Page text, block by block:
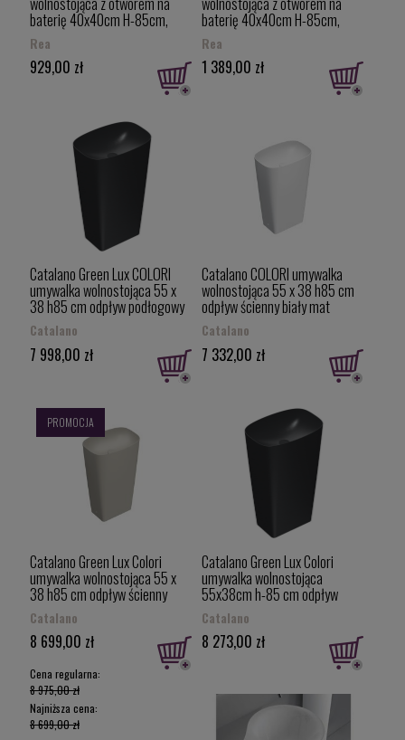
baterię 40x40cm H-85cm,
kolor biały REA-U5635
Rea
929,00 zł
baterię 40x40cm H-85cm,
kolor czarny REA-U6635
Rea
1 389,00 zł
Catalano Green Lux COLORI
umywalka wolnostojąca 55 x
38 h85 cm odpływ podłogowy
czarny mat 1FRGRLXNS
Catalano
7 998,00 zł
Catalano COLORI umywalka
wolnostojąca 55 x 38 h85 cm
odpływ ścienny biały mat
1FRPGRLXBM
Catalano
7 332,00 zł
Catalano Green Lux Colori
umywalka wolnostojąca 55 x
38 h85 cm odpływ ścienny
cement mat 1FRPGRLXCS
Catalano
8 699,00 zł
Cena regularna:
8 975,00 zł
Najniższa cena:
8 699,00 zł
PROMOCJA
Catalano Green Lux Colori
umywalka wolnostojąca
55x38cm h-85 cm odpływ
ścienny, kolor czarny-mat
(Nero Satinato) 1FRPGRLXNS
Catalano
8 273,00 zł